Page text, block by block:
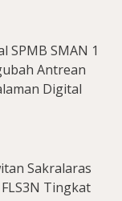
SPMB SMAN 1
Antrean
Digital
Sakralaras
Tingkat